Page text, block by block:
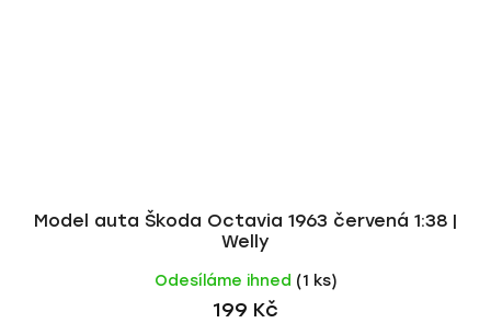
Model auta Škoda Octavia 1963 červená 1:38 |
Welly
Odesíláme ihned (1 ks)
199 Kč